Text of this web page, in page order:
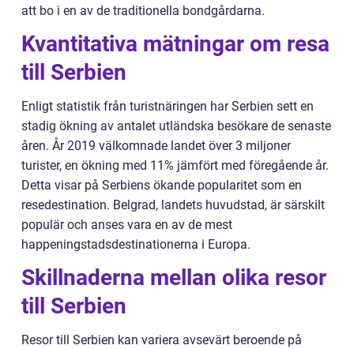
att bo i en av de traditionella bondgårdarna.
Kvantitativa mätningar om resa
till Serbien
Enligt statistik från turistnäringen har Serbien sett en
stadig ökning av antalet utländska besökare de senaste
åren. År 2019 välkomnade landet över 3 miljoner
turister, en ökning med 11% jämfört med föregående år.
Detta visar på Serbiens ökande popularitet som en
resedestination. Belgrad, landets huvudstad, är särskilt
populär och anses vara en av de mest
happeningstadsdestinationerna i Europa.
Skillnaderna mellan olika resor
till Serbien
Resor till Serbien kan variera avsevärt beroende på